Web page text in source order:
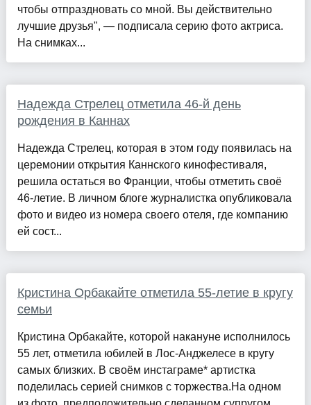
чтобы отпраздновать со мной. Вы действительно
лучшие друзья", — подписала серию фото актриса.
На снимках...
Надежда Стрелец отметила 46-й день
рождения в Каннах
Надежда Стрелец, которая в этом году появилась на
церемонии открытия Каннского кинофестиваля,
решила остаться во Франции, чтобы отметить своё
46-летие. В личном блоге журналистка опубликовала
фото и видео из номера своего отеля, где компанию
ей сост...
Кристина Орбакайте отметила 55-летие в кругу
семьи
Кристина Орбакайте, которой накануне исполнилось
55 лет, отметила юбилей в Лос-Анджелесе в кругу
самых близких. В своём инстаграме* артистка
поделилась серией снимков с торжества.На одном